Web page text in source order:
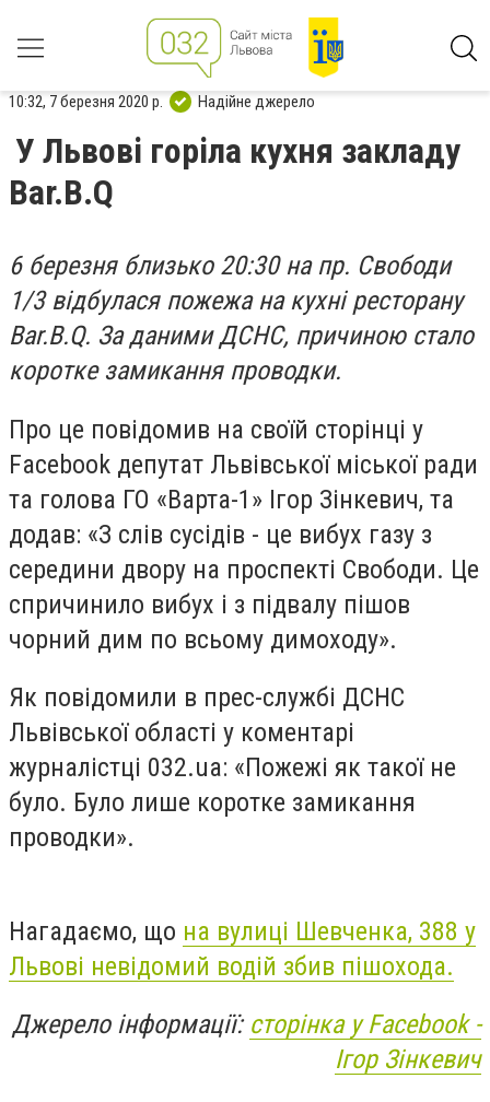
10:32, 7 березня 2020 р. Надійне джерело
У Львові горіла кухня закладу
Bar.B.Q
6 березня близько 20:30 на пр. Свободи
1/3 відбулася пожежа на кухні ресторану
Bar.B.Q. За даними ДСНС, причиною стало
коротке замикання проводки.
Про це повідомив на своїй сторінці у
Facebook депутат Львівської міської ради
та голова ГО «Варта-1» Ігор Зінкевич, та
додав: «З слів сусідів - це вибух газу з
середини двору на проспекті Свободи. Це
спричинило вибух і з підвалу пішов
чорний дим по всьому димоходу».
Як повідомили в прес-службі ДСНС
Львівської області у коментарі
журналістці 032.ua: «Пожежі як такої не
було. Було лише коротке замикання
проводки».
Нагадаємо, що на вулиці Шевченка, 388 у
Львові невідомий водій збив пішохода.
Джерело інформації: сторінка у Facebook -
Ігор Зінкевич